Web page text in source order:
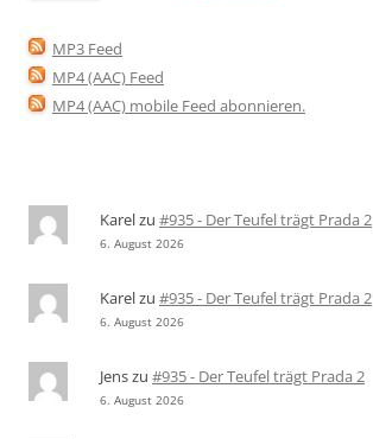
MP3 Feed
MP4 (AAC) Feed
MP4 (AAC) mobile Feed abonnieren.
Karelzu #935 - Der Teufel trägt Prada 2
6. August 2026
Karelzu #935 - Der Teufel trägt Prada 2
6. August 2026
Jenszu #935 - Der Teufel trägt Prada 2
6. August 2026